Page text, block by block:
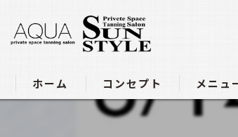
ホーム コンセプト メニュ